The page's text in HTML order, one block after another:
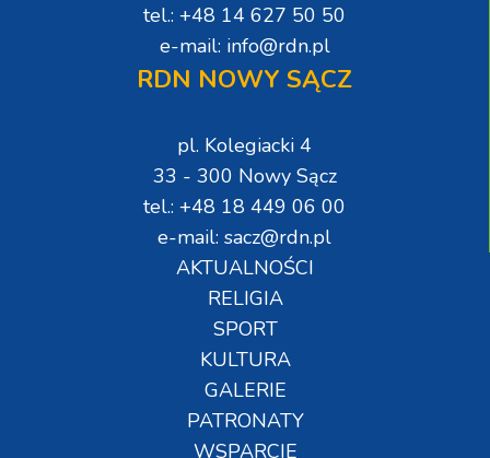
tel.: +48 14 627 50 50
e-mail: info@rdn.pl
RDN NOWY SĄCZ
pl. Kolegiacki 4
33 - 300 Nowy Sącz
tel.: +48 18 449 06 00
e-mail: sacz@rdn.pl
AKTUALNOŚCI
RELIGIA
SPORT
KULTURA
GALERIE
PATRONATY
WSPARCIE